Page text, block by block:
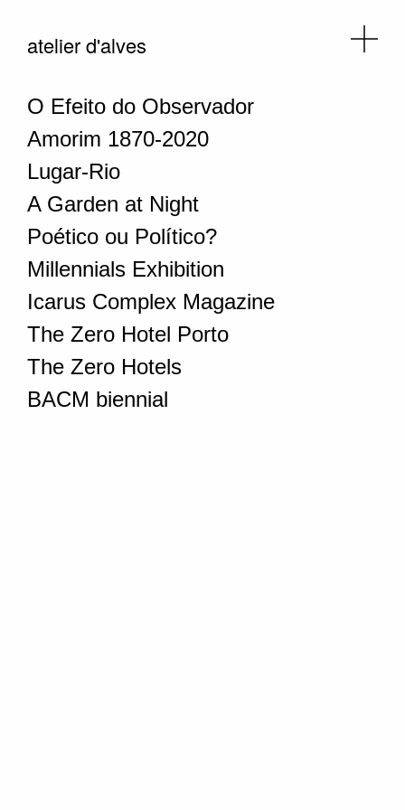
atelier d'alves
O Efeito do Observador
Amorim 1870-2020
Lugar-Rio
A Garden at Night
Poético ou Político?
Millennials Exhibition
Icarus Complex Magazine
The Zero Hotel Porto
The Zero Hotels
BACM biennial